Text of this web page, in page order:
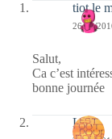
tiot le
26/08/
Salut,
Ca c’est
bonne journée
Laret